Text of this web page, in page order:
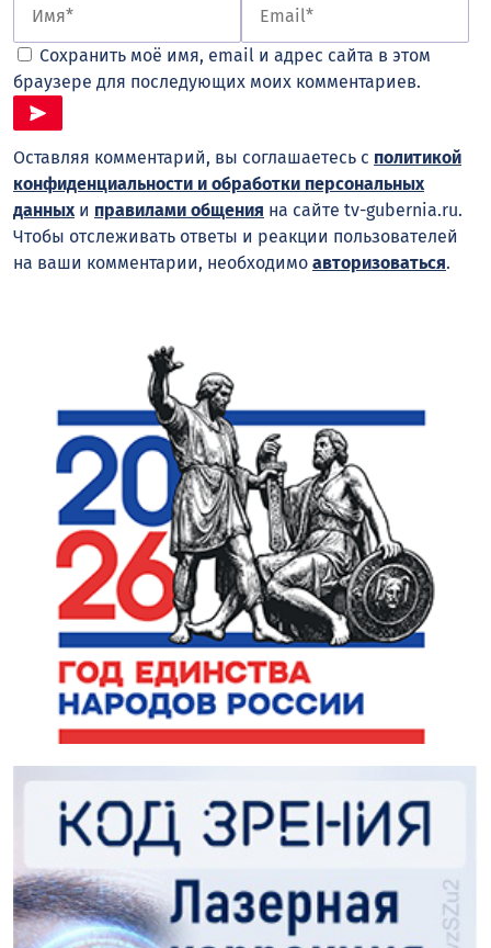
Сохранить моё имя, email и адрес сайта в этом
браузере для последующих моих комментариев.
Оставляя комментарий, вы соглашаетесь с политикой
конфиденциальности и обработки персональных
данныхи правилами общения на сайте tv-gubernia.ru.
Чтобы отслеживать ответы и реакции пользователей
на ваши комментарии, необходимо авторизоваться.